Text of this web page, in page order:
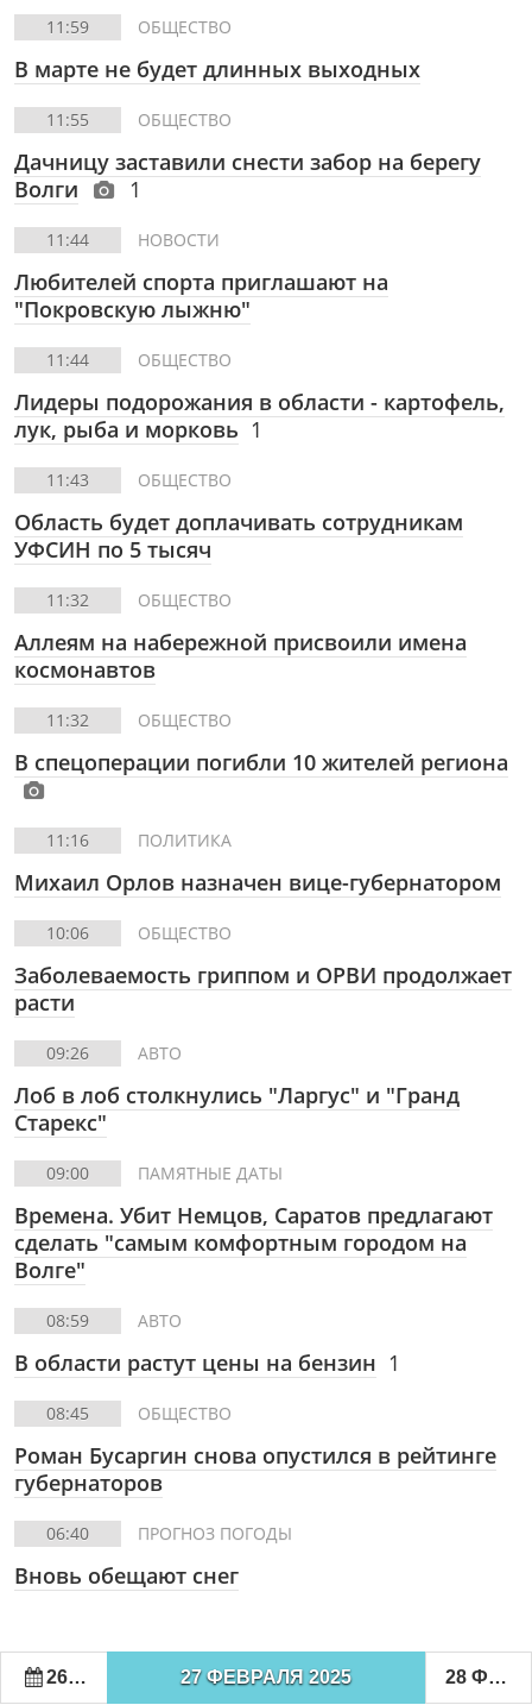
11:59 ОБЩЕСТВО
В марте не будет длинных выходных
11:55 ОБЩЕСТВО
Дачницу заставили снести забор на берегу
Волги
1
11:44 НОВОСТИ
Любителей спорта приглашают на
"Покровскую лыжню"
11:44 ОБЩЕСТВО
Лидеры подорожания в области - картофель,
лук, рыба и морковь 1
11:43 ОБЩЕСТВО
Область будет доплачивать сотрудникам
УФСИН по 5 тысяч
11:32 ОБЩЕСТВО
Аллеям на набережной присвоили имена
космонавтов
11:32 ОБЩЕСТВО
В спецоперации погибли 10 жителей региона
11:16 ПОЛИТИКА
Михаил Орлов назначен вице-губернатором
10:06 ОБЩЕСТВО
Заболеваемость гриппом и ОРВИ продолжает
расти
09:26 АВТО
Лоб в лоб столкнулись "Ларгус" и "Гранд
Старекс"
09:00 ПАМЯТНЫЕ ДАТЫ
Времена. Убит Немцов, Саратов предлагают
сделать "самым комфортным городом на
Волге"
08:59 АВТО
В области растут цены на бензин 1
08:45 ОБЩЕСТВО
Роман Бусаргин снова опустился в рейтинге
губернаторов
06:40 ПРОГНОЗ ПОГОДЫ
Вновь обещают снег
26 ФЕВРАЛЯ 2025 27 ФЕВРАЛЯ 2025 28 ФЕВРАЛЯ 2025